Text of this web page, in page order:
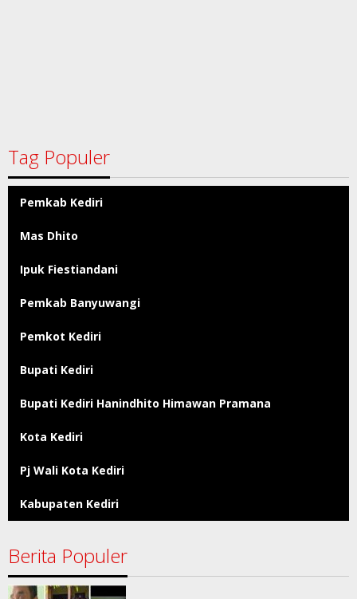
Tag Populer
Pemkab Kediri
Mas Dhito
Ipuk Fiestiandani
Pemkab Banyuwangi
Pemkot Kediri
Bupati Kediri
Bupati Kediri Hanindhito Himawan Pramana
Kota Kediri
Pj Wali Kota Kediri
Kabupaten Kediri
Berita Populer